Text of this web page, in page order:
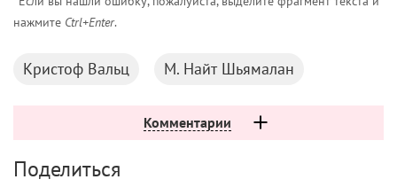
нажмите Ctrl+Enter.
Кристоф Вальц М. Найт Шьямалан
Комментарии
Поделиться